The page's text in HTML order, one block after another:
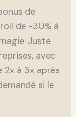
de
de -30% à
Juste
avec
à 6x après
si le